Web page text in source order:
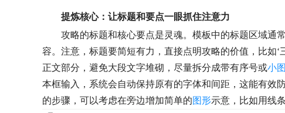
提炼核心：让标题和要点一眼抓住注意力
攻略的标题和核心要点是灵魂。模板中的标题区域通
容。注意，标题要简短有力，直接点明攻略的价值，比如‘
正文部分，避免大段文字堆砌，尽量拆分成带有序号或小
本框输入，系统会自动保持原有的字体和间距，这能有效
的步骤，可以考虑在旁边增加简单的图形示意，比如用线